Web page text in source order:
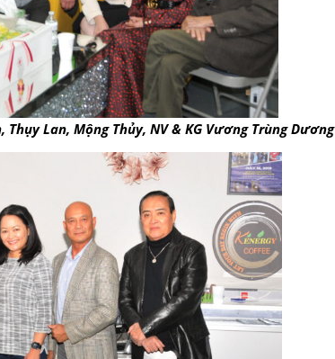
Thụy Lan, Mộng Thủy, NV & KG Vương Trùng Dương